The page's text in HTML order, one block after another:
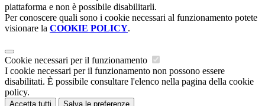
piattaforma e non è possibile disabilitarli.
Per conoscere quali sono i cookie necessari al funzionamento potete
visionare la COOKIE POLICY.
Cookie necessari per il funzionamento
I cookie necessari per il funzionamento non possono essere
disabilitati. È possibile consultare l'elenco nella pagina della cookie
policy.
Accetta tutti Salva le preferenze